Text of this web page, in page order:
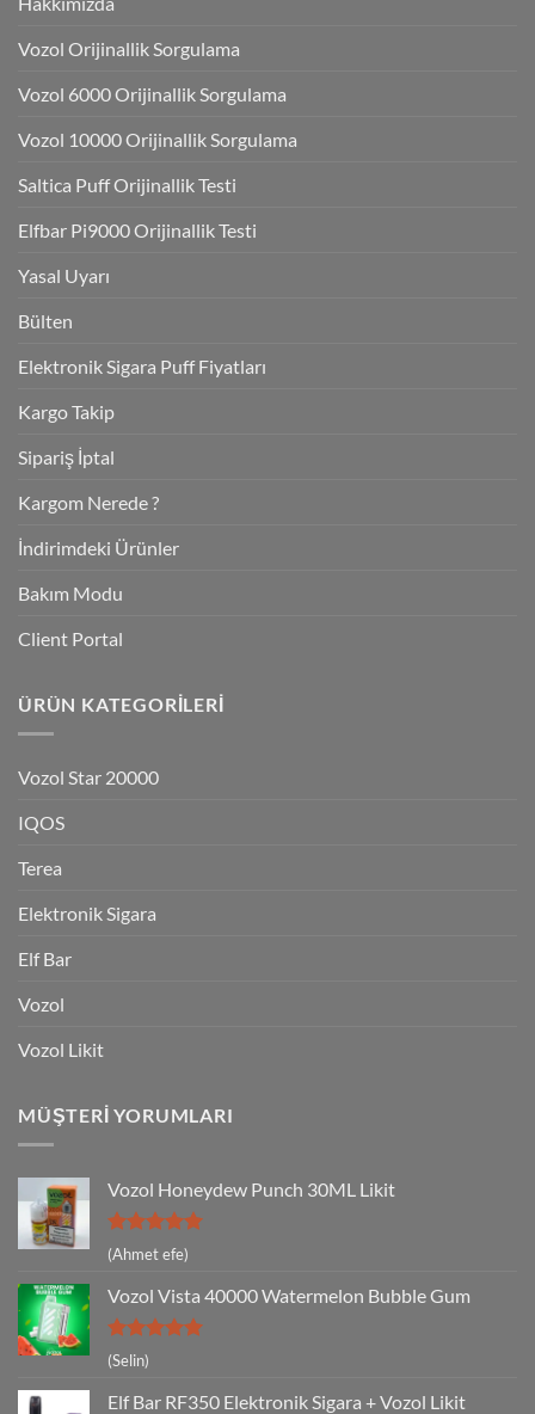
Vozol Orijinallik Sorgulama
Vozol 6000 Orijinallik Sorgulama
Vozol 10000 Orijinallik Sorgulama
Saltica Puff Orijinallik Testi
Elfbar Pi9000 Orijinallik Testi
Yasal Uyarı
Bülten
Elektronik Sigara Puff Fiyatları
Kargo Takip
Sipariş İptal
Kargom Nerede ?
İndirimdeki Ürünler
Bakım Modu
Client Portal
ÜRÜN KATEGORILERI
Vozol Star 20000
IQOS
Terea
Elektronik Sigara
Elf Bar
Vozol
Vozol Likit
MÜŞTERI YORUMLARI
Vozol Honeydew Punch 30ML Likit
5 üzerinden
5
(Ahmet efe)
Vozol Vista 40000 Watermelon Bubble Gum
5 üzerinden
5
oy aldı
(Selin)
Elf Bar RF350 Elektronik Sigara + Vozol Likit